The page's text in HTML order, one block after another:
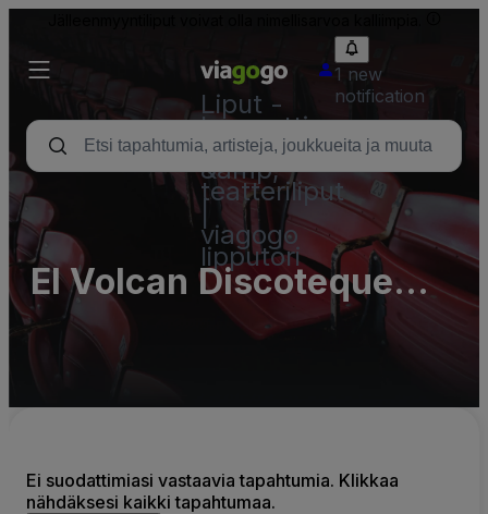
Liput -
konsertti,
urheilu
&amp;
teatteriliput
viagogo
lipputori
1 new
notification
El Volcan Discoteque
Parking Lots (InActive)
Ei suodattimiasi vastaavia tapahtumia. Klikkaa
nähdäksesi kaikki tapahtumaa.